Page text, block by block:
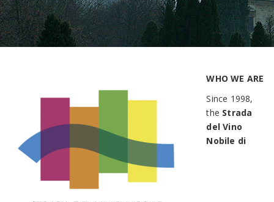
WHO WE ARE
Since 1998,
the Strada
del Vino
Nobile di